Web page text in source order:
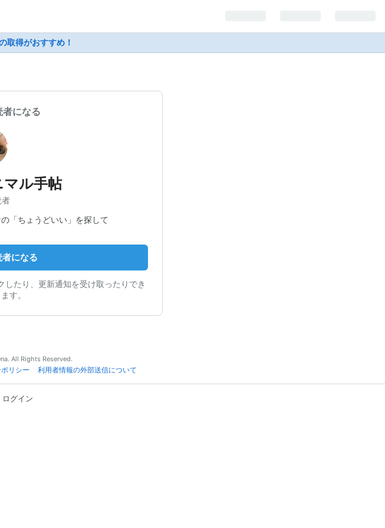
取得がおすすめ！
者になる
マル手帖
者
「ちょうどいい」を探して
になる
たり、更新通知を受け取ったりでき
す。
All Rights Reserved.
リシー 利用者情報の外部送信について
ログイン